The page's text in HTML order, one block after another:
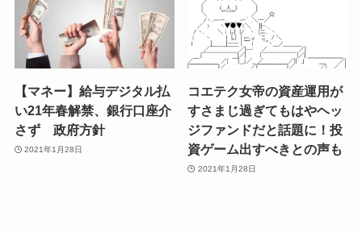
【マネー】給与デジタル払
い21年春解禁、銀行口座介
さず 政府方針
2021年1月28日
コエテク女帝の資産運用が
すさまじ過ぎてもはやヘッ
ジファンドだと話題に！投
資ゲーム出すべきとの声も
2021年1月28日